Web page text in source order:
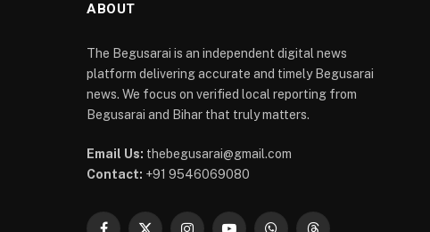
ABOUT
The Begusarai is an independent digital news
platform delivering accurate and timely Begusarai
news. We focus on verified local reporting from
Begusarai and Bihar that truly matters.
Email Us: thebegusarai@gmail.com
Contact: +91 9546069080